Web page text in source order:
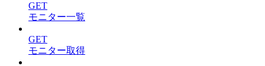
GET
モニター一覧
GET
モニター取得